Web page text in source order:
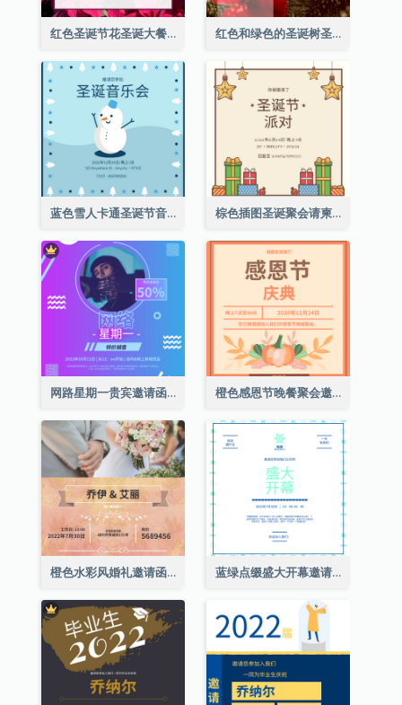
红色圣诞节花圣诞大餐请柬 红色和绿色的圣诞树圣诞派对邀请函
蓝色雪人卡通圣诞节音乐会邀请 棕色插图圣诞聚会请柬
网路星期一贵宾邀请函 橙色感恩节晚餐聚会邀请函
橙色水彩风婚礼邀请函 蓝绿点缀盛大开幕邀请函